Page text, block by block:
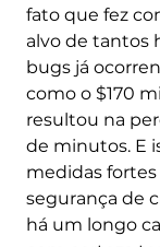
fato que fez
alvo de tantos
bugs já
como o $170
resultou na
de minutos. E
medidas
segurança de
há um longo